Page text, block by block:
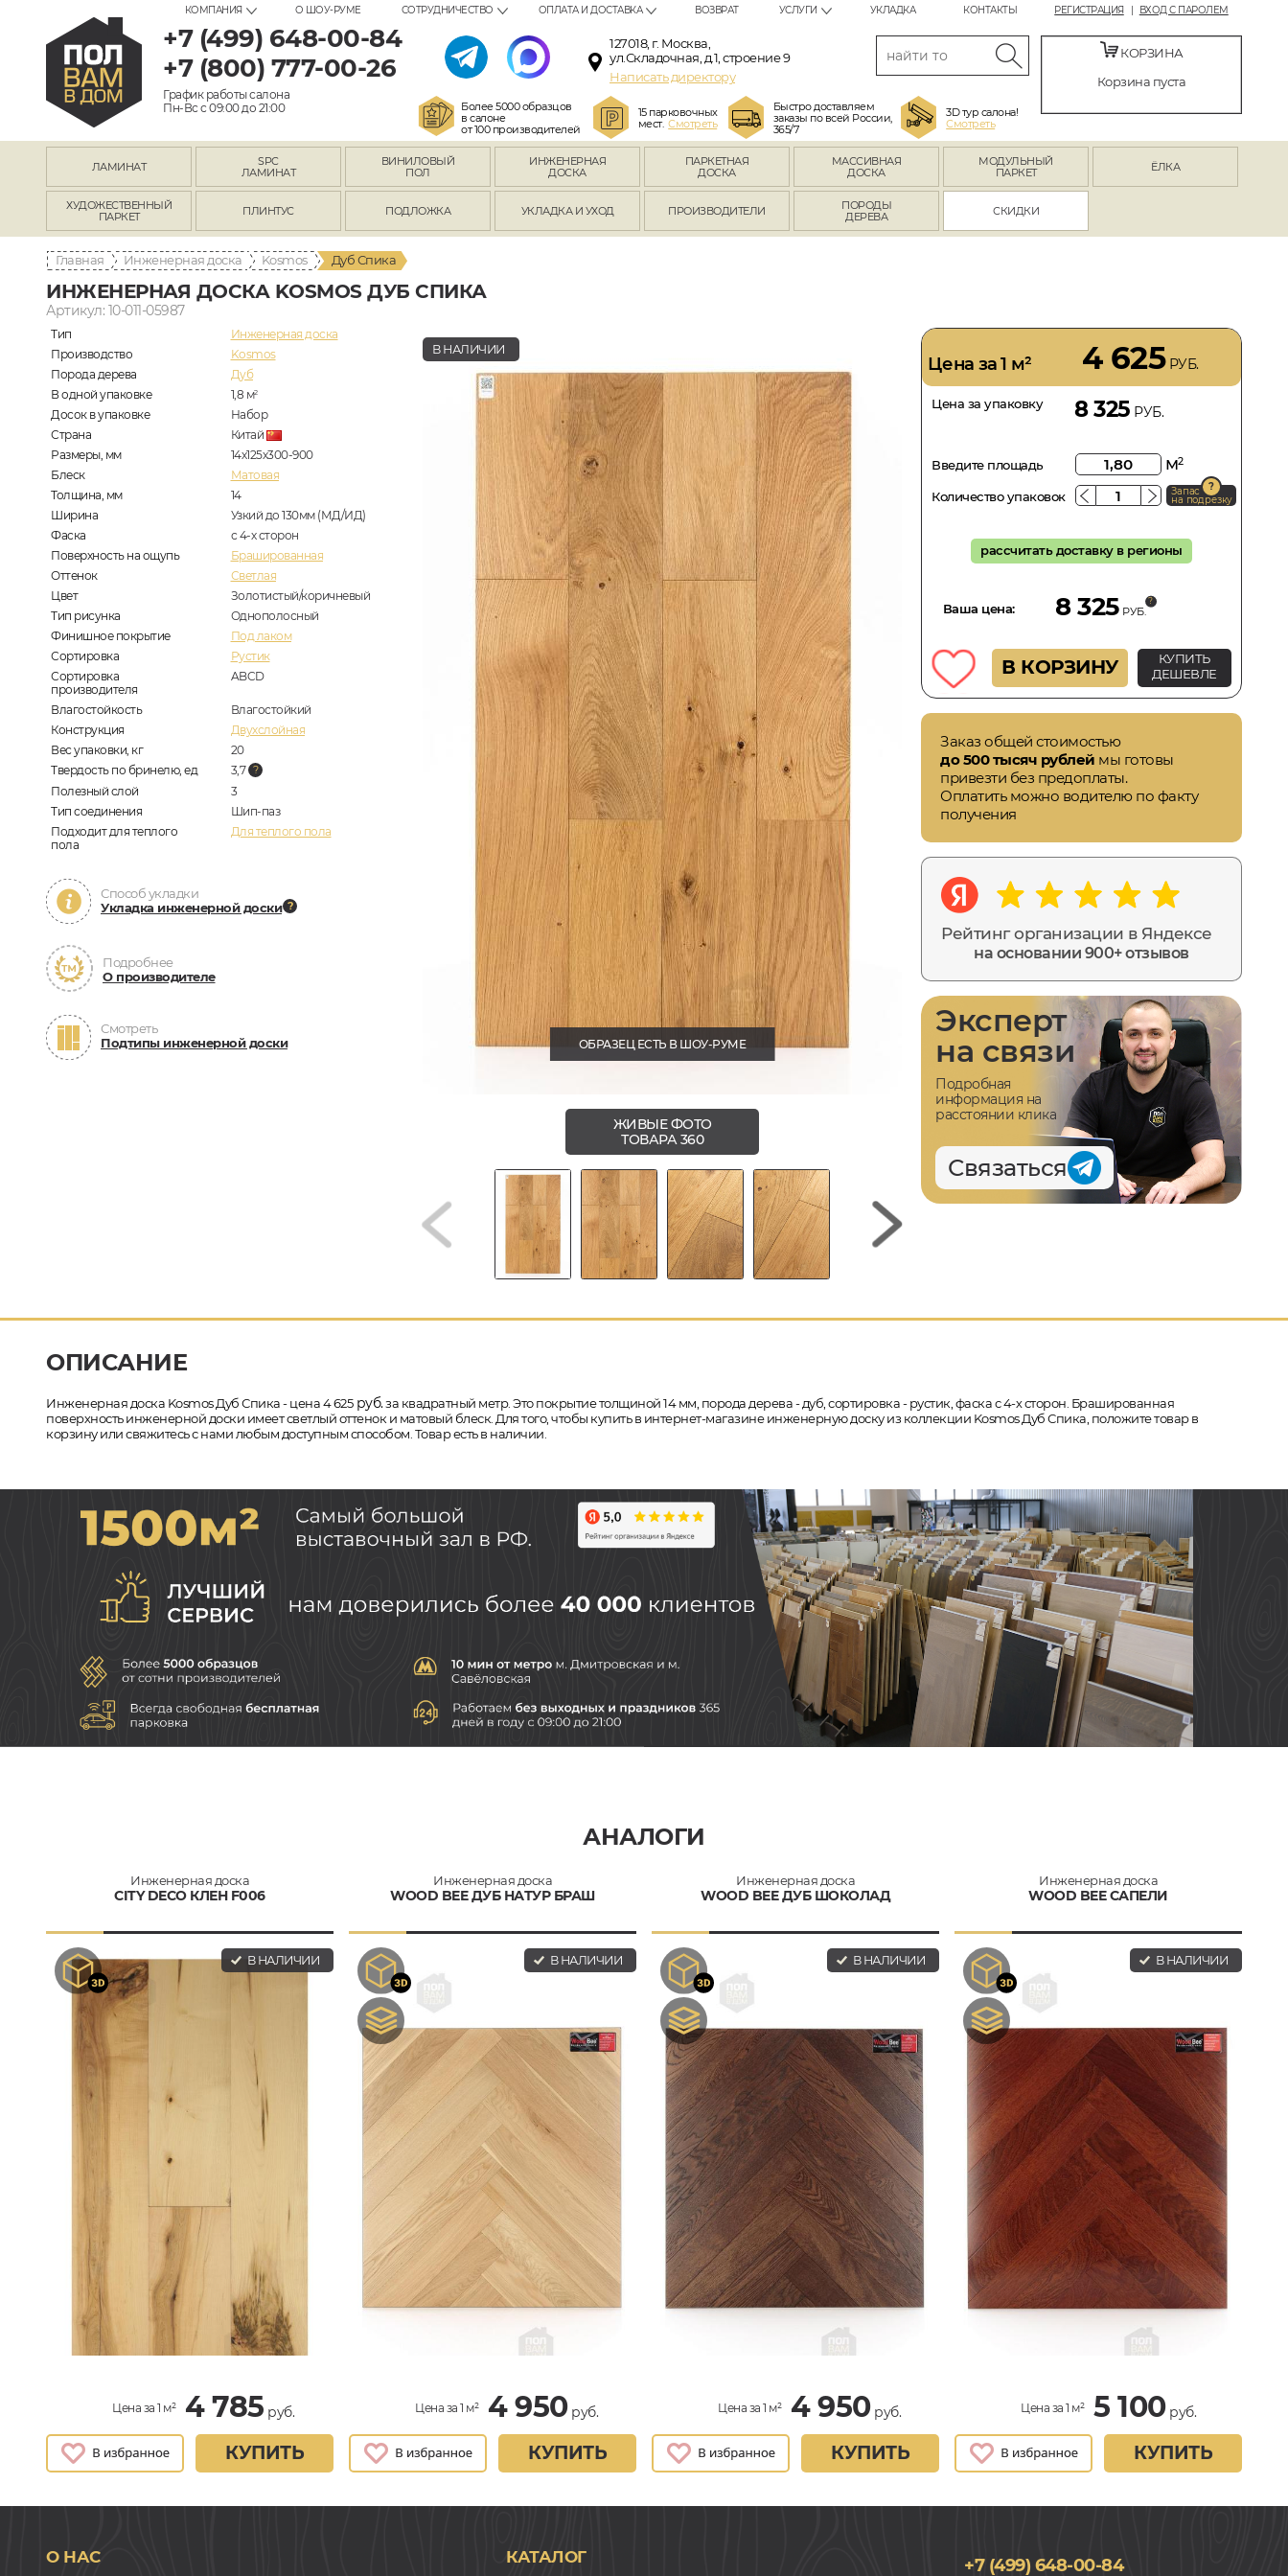
РЕГИСТРАЦИЯ ВХОД С ПАРОЛЕМ
КОМПАНИЯ О ШОУ-РУМЕ СОТРУДНИЧЕСТВО ОПЛАТА И ДОСТАВКА ВОЗВРАТ УСЛУГИ УКЛАДКА КОНТАКТЫ
+7 (499) 648-00-84
+7 (800) 777-00-26
График работы салона
Пн-Вс с 09:00 до 21:00
127018, г. Москва,
ул.Складочная, д.1, строение 9
Написать директору
Более 5000 образцов
в салоне
от 100 производителей
15 парковочных
мест.Смотреть
Быстро доставляем
заказы по всей России,
365/7
3D тур салона!
Смотреть
КОРЗИНА
Корзина пуста
ЛАМИНАТ
SPC
ЛАМИНАТ
ВИНИЛОВЫЙ
ПОЛ
ИНЖЕНЕРНАЯ
ДОСКА
ПАРКЕТНАЯ
ДОСКА
МАССИВНАЯ
ДОСКА
МОДУЛЬНЫЙ
ПАРКЕТ
ЁЛКА
ХУДОЖЕСТВЕННЫЙ
ПАРКЕТ
ПЛИНТУС ПОДЛОЖКА УКЛАДКА И УХОД ПРОИЗВОДИТЕЛИ
ПОРОДЫ
ДЕРЕВА
СКИДКИ
Главная Инженерная доска Kosmos Дуб Спика
ИНЖЕНЕРНАЯ ДОСКА KOSMOS ДУБ СПИКА
Артикул: 10-011-05987
Тип
Инженерная доска
Производство
Kosmos
Порода дерева
Дуб
В одной упаковке
1,8 м2
Досок в упаковке
Набор
Страна
Китай
Размеры, мм
14х125х300-900
Блеск
Матовая
Толщина, мм
14
Ширина
Узкий до 130мм (МД/ИД)
Фаска
с 4-х сторон
Поверхность на ощупь
Брашированная
Оттенок
Светлая
Цвет
Золотистый/коричневый
Тип рисунка
Однополосный
Финишное покрытие
Под лаком
Сортировка
Рустик
Сортировка
производителя
ABCD
Влагостойкость
Влагостойкий
Конструкция
Двухслойная
Вес упаковки, кг
20
Твердость по бринелю, ед
3,7
Полезный слой
3
Тип соединения
Шип-паз
Подходит для теплого
пола
Для теплого пола
Способ укладки
Укладка инженерной доски
Подробнее
О производителе
Смотреть
Подтипы инженерной доски
В НАЛИЧИИ
ОБРАЗЕЦ ЕСТЬ В ШОУ-РУМЕ
ЖИВЫЕ ФОТО
ТОВАРА 360
Цена за 1 м² 4 625РУБ.
Цена за упаковку 8 325 РУБ.
Введите площадь м2
Количество упаковок Запас
на подрезку
рассчитать доставку в регионы
Ваша цена: 8 325 РУБ.
В КОРЗИНУ
КУПИТЬ
ДЕШЕВЛЕ
Заказ общей стоимостью
до 500 тысяч рублей мы готовы
привезти без предоплаты.
Оплатить можно водителю по факту
получения
Рейтинг организации в Яндексе
на основании 900+ отзывов
Эксперт
на связи
Подробная
информация на
расстоянии клика
Связаться
ОПИСАНИЕ
Инженерная доска Kosmos Дуб Спика - цена 4 625руб.за квадратный метр. Это покрытие толщиной 14 мм, порода дерева - дуб, сортировка - рустик, фаска с 4-х сторон. Брашированная
поверхность инженерной доски имеет светлый оттенок и матовый блеск. Для того, чтобы купить в интернет-магазине инженерную доску из коллекции Kosmos Дуб Спика, положите товар в
корзину или свяжитесь с нами любым доступным способом. Товар есть в наличии.
АНАЛОГИ
Инженерная доска
CITY DECO КЛЕН F006
В НАЛИЧИИ
Цена за 1 м² 4 785 руб.
КУПИТЬ
Инженерная доска
WOOD BEE ДУБ НАТУР БРАШ
В НАЛИЧИИ
Цена за 1 м² 4 950руб.
КУПИТЬ
Инженерная доска
WOOD BEE ДУБ ШОКОЛАД
В НАЛИЧИИ
Цена за 1 м² 4 950руб.
КУПИТЬ
Инженерная доска
WOOD BEE САПЕЛИ
В НАЛИЧИИ
Цена за 1 м² 5 100руб.
КУПИТЬ
О НАС КАТАЛОГ +7 (499) 648-00-84